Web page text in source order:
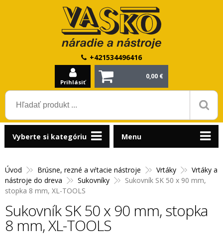
+421534496416
Prihlásiť
0,00 €
Úvod Brúsne, rezné a vŕtacie nástroje Vrtáky
Vrtáky a
nástroje do dreva
Sukovníky
Sukovník SK 50 x 90 mm,
stopka 8 mm, XL-TOOLS
Sukovník SK 50 x 90 mm, stopka
8 mm, XL-TOOLS
Vyberte si kategóriu Menu